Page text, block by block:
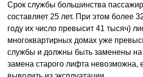
Срок службы большинства
составляет 25 лет. При этом более
году их число превысит 41 тысяч)
многоквартирных домах уже
службы и должны быть заменены
замена старого лифта невозможна,